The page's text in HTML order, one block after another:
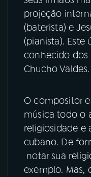
projeção
(baterista) e
(pianista). Este
conhecido dos
Chucho Valdes.
O compositor
música todo o
religiosidade e
cubano. De
notar sua
exemplo. Mas,